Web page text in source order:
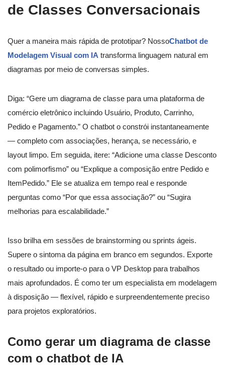
de Classes Conversacionais
Quer a maneira mais rápida de prototipar? NossoChatbot de
Modelagem Visual com IA transforma linguagem natural em
diagramas por meio de conversas simples.
Diga: “Gere um diagrama de classe para uma plataforma de
comércio eletrônico incluindo Usuário, Produto, Carrinho,
Pedido e Pagamento.” O chatbot o constrói instantaneamente
— completo com associações, herança, se necessário, e
layout limpo. Em seguida, itere: “Adicione uma classe Desconto
com polimorfismo” ou “Explique a composição entre Pedido e
ItemPedido.” Ele se atualiza em tempo real e responde
perguntas como “Por que essa associação?” ou “Sugira
melhorias para escalabilidade.”
Isso brilha em sessões de brainstorming ou sprints ágeis.
Supere o sintoma da página em branco em segundos. Exporte
o resultado ou importe-o para o VP Desktop para trabalhos
mais aprofundados. É como ter um especialista em modelagem
à disposição — flexível, rápido e surpreendentemente preciso
para projetos exploratórios.
Como gerar um diagrama de classe
com o chatbot de IA